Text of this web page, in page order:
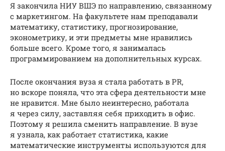
Я закончила НИУ ВШЭ по направлению, связанному
с маркетингом. На факультете нам преподавали
математику, статистику, прогнозирование,
эконометрику, и эти предметы мне нравились
больше всего. Кроме того, я занималась
программированием на дополнительных курсах.
После окончания вуза я стала работать в PR,
но вскоре поняла, что эта сфера деятельности мне
не нравится. Мне было неинтересно, работала
я через силу, заставляя себя приходить в офис.
Поэтому я решила сменить направление. В вузе
я узнала, как работает статистика, какие
математические инструменты используются для